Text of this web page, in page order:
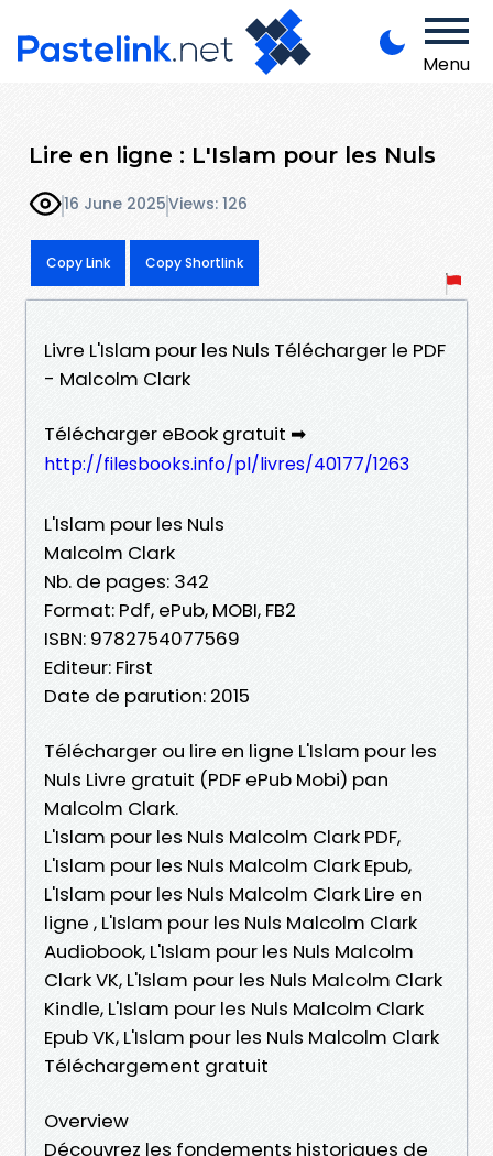
Menu
Lire en ligne : L'Islam pour les Nuls
16 June 2025Views: 126
Copy Link Copy Shortlink
Livre L'Islam pour les Nuls Télécharger le PDF
- Malcolm Clark
Télécharger eBook gratuit ➡
http://filesbooks.info/pl/livres/40177/1263
L'Islam pour les Nuls
Malcolm Clark
Nb. de pages: 342
Format: Pdf, ePub, MOBI, FB2
ISBN: 9782754077569
Editeur: First
Date de parution: 2015
Télécharger ou lire en ligne L'Islam pour les
Nuls Livre gratuit (PDF ePub Mobi) pan
Malcolm Clark.
L'Islam pour les Nuls Malcolm Clark PDF,
L'Islam pour les Nuls Malcolm Clark Epub,
L'Islam pour les Nuls Malcolm Clark Lire en
ligne , L'Islam pour les Nuls Malcolm Clark
Audiobook, L'Islam pour les Nuls Malcolm
Clark VK, L'Islam pour les Nuls Malcolm Clark
Kindle, L'Islam pour les Nuls Malcolm Clark
Epub VK, L'Islam pour les Nuls Malcolm Clark
Téléchargement gratuit
Overview
Découvrez les fondements historiques de